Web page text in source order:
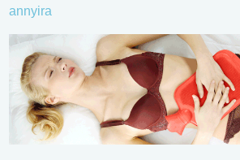
annyira